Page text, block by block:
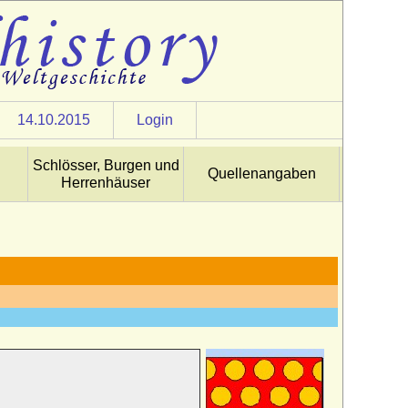
14.10.2015 Login
Schlösser, Burgen und
Herrenhäuser
Quellenangaben